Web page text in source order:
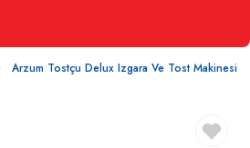
Arzum Tostçu Delux Izgara Ve Tost Makinesi